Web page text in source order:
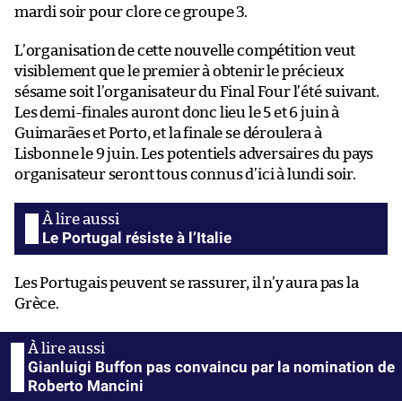
mardi soir pour clore ce groupe 3.
L’organisation de cette nouvelle compétition veut
visiblement que le premier à obtenir le précieux
sésame soit l’organisateur du Final Four l’été suivant.
Les demi-finales auront donc lieu le 5 et 6 juin à
Guimarães et Porto, et la finale se déroulera à
Lisbonne le 9 juin. Les potentiels adversaires du pays
organisateur seront tous connus d’ici à lundi soir.
Le Portugal résiste à l’Italie
Les Portugais peuvent se rassurer, il n’y aura pas la
Grèce.
Gianluigi Buffon pas convaincu par la nomination de
Roberto Mancini